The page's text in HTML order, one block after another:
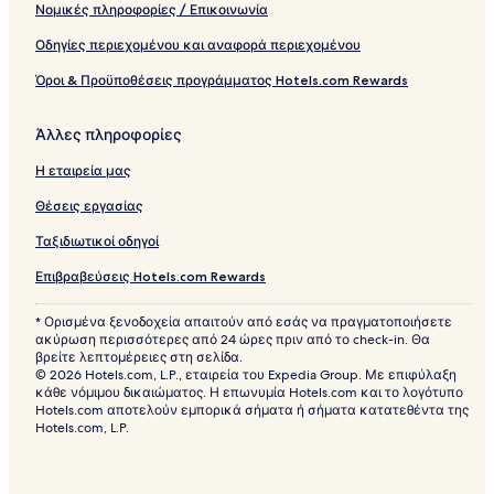
Νομικές πληροφορίες / Επικοινωνία
Οδηγίες περιεχομένου και αναφορά περιεχομένου
Όροι & Προϋποθέσεις προγράμματος Hotels.com Rewards
Άλλες πληροφορίες
Η εταιρεία μας
Θέσεις εργασίας
Ταξιδιωτικοί οδηγοί
Επιβραβεύσεις Hotels.com Rewards
* Ορισμένα ξενοδοχεία απαιτούν από εσάς να πραγματοποιήσετε
ακύρωση περισσότερες από 24 ώρες πριν από το check-in. Θα
βρείτε λεπτομέρειες στη σελίδα.
© 2026 Hotels.com, L.P., εταιρεία του Expedia Group. Με επιφύλαξη
κάθε νόμιμου δικαιώματος. Η επωνυμία Hotels.com και το λογότυπο
Hotels.com αποτελούν εμπορικά σήματα ή σήματα κατατεθέντα της
Hotels.com, L.P.